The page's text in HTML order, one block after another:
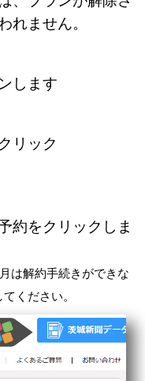
れません。
します
リック
約をクリックしま
は解約手続きができな
ください。